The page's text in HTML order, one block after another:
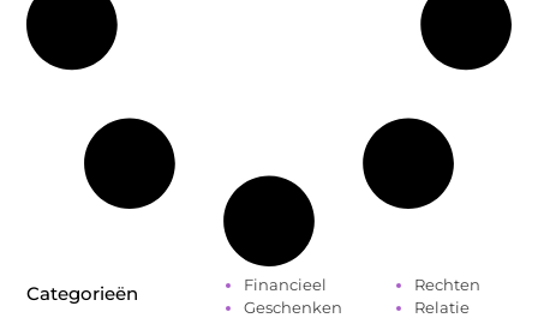
Categorieën
Financieel
Geschenken
Rechten
Relatie